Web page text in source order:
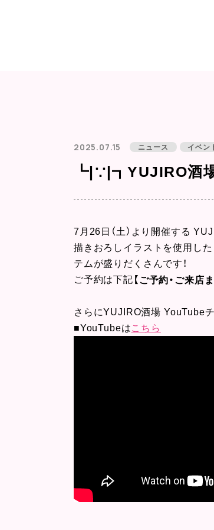
2025.07.15 ニュース イベン
┗|∵|┓YUJIRO酒
7月26日（土）より開催する
描きおろしイラストを使用し
テムが盛りだくさんです！
ご予約は下記 【ご予約・ご来店
さらにYUJIRO酒場 YouTube
■YouTubeはこちら